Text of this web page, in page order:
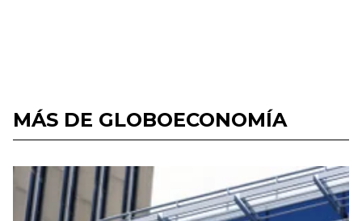
MÁS DE GLOBOECONOMÍA